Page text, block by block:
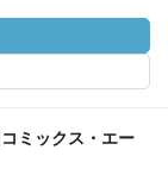
ミックス・エー